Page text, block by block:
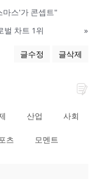
마스'가 콘셉트"
벌 차트 1위
»
글수정 글삭제
산업 사회
츠 모멘트